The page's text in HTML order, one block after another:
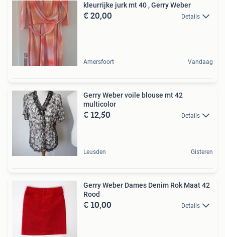
kleurrijke jurk mt 40 , Gerry Weber
€ 20,00 Details
Amersfoort Vandaag
Gerry Weber voile blouse mt 42
multicolor
€ 12,50 Details
Leusden Gisteren
Gerry Weber Dames Denim Rok Maat 42
Rood
€ 10,00 Details